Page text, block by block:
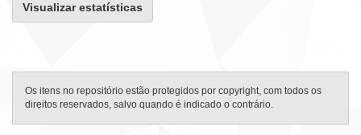
Visualizar estatísticas
Os itens no repositório estão protegidos por copyright, com todos os
direitos reservados, salvo quando é indicado o contrário.